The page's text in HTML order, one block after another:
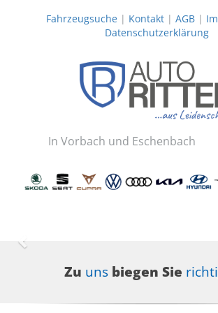
Fahrzeugsuche| Kontakt| AGB|
Datenschutzerklärung
In Vorbach und Eschenbach
Zurück
Zu unsbiegen Sie